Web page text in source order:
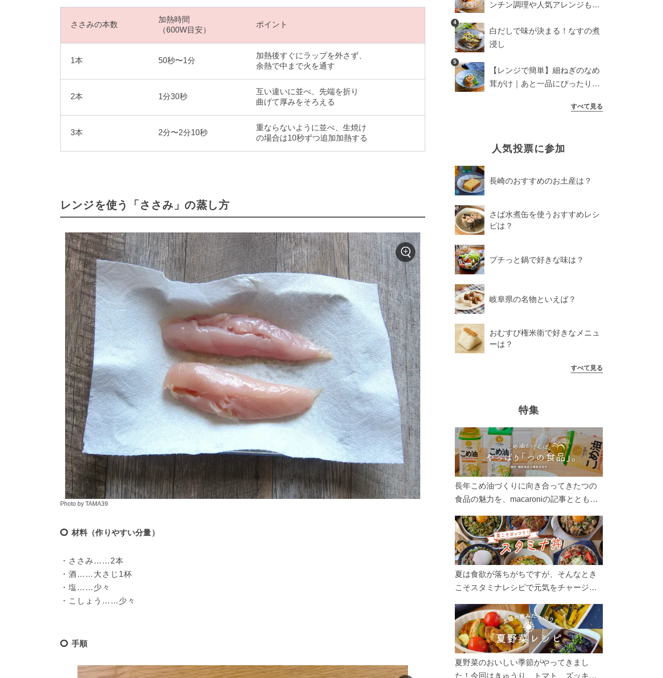
ささみの本数
加熱時間
（600W目安）
ポイント
1本 50秒〜1分
加熱後すぐにラップを外さず、
余熱で中まで火を通す
2本 1分30秒
互い違いに並べ、先端を折り
曲げて厚みをそろえる
3本 2分〜2分10秒
重ならないように並べ、生焼け
の場合は10秒ずつ追加加熱する
レンジを使う「ささみ」の蒸し方
Photo by TAMA39
材料（作りやすい分量）
・ささみ……2本
・酒……大さじ1杯
・塩……少々
・こしょう……少々
手順
ンチン調理や人気アレンジも紹
4
白だしで味が決まる！なすの煮
浸し
5
【レンジで簡単】細ねぎのなめ
茸がけ｜あと一品にぴったり副
すべて見る
人気投票に参加
長崎のおすすめのお土産は？
さば水煮缶を使うおすすめレシ
ピは？
プチっと鍋で好きな味は？
岐阜県の名物といえば？
おむすび権米衛で好きなメニュ
ーは？
すべて見る
特集
長年こめ油づくりに向き合ってきたつの
食品の魅力を、macaroniの記事とともに
ん、製造現場や品質へのこだわりまで。
こめ油をもっと好きになるコンテンツを
ぜひお楽しみください。
夏は食欲が落ちがちですが、そんなとき
こそスタミナレシピで元気をチャージ！
リ食べて、夏バテを吹き飛ばしましょ
う！
夏野菜のおいしい季節がやってきまし
た！今回はきゅうり、トマト、ズッキー